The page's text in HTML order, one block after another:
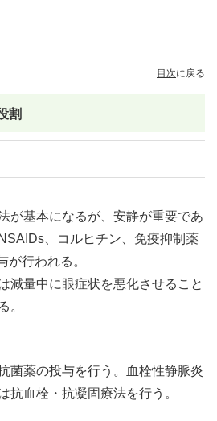
目次に戻る
割
が基本になるが、安静が重要であ
、コルヒチン、免疫抑制薬
が行われる。
減量中に眼症状を悪化させること
。
菌薬の投与を行う。血栓性静脈炎
抗血栓・抗凝固療法を行う。